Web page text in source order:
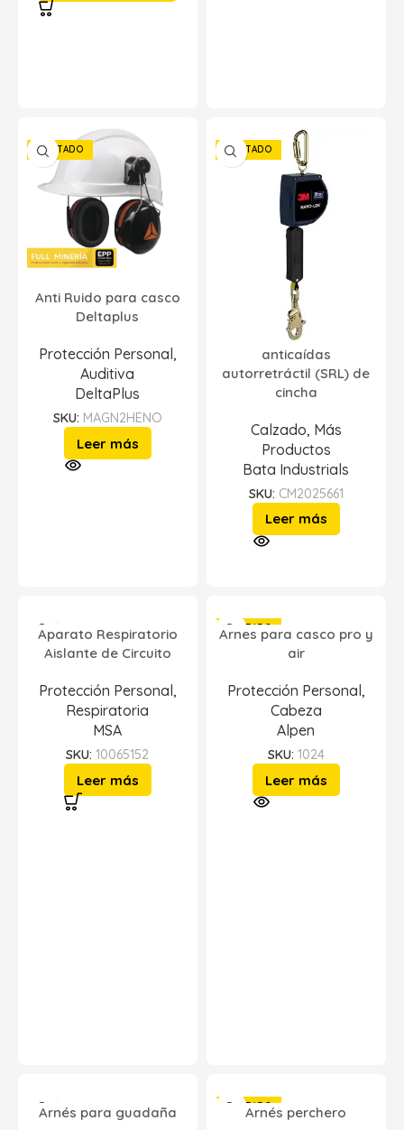
AGOTADO
Anti Ruido para casco
Deltaplus
Protección Personal,
Auditiva
DeltaPlus
SKU: MAGN2HENO
Leer más
AGOTADO
anticaídas
autorretráctil (SRL) de
cincha
Calzado, Más
Productos
Bata Industrials
SKU: CM2025661
Leer más
Aparato Respiratorio
Aislante de Circuito
Protección Personal,
Respiratoria
MSA
SKU:10065152
Leer más
AGOTADO
Arnes para casco pro y
air
Protección Personal,
Cabeza
Alpen
SKU: 1024
Leer más
Arnés para guadaña AGOTADO
Arnés perchero